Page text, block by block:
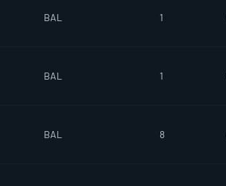
BAL 1
BAL 1
BAL 8